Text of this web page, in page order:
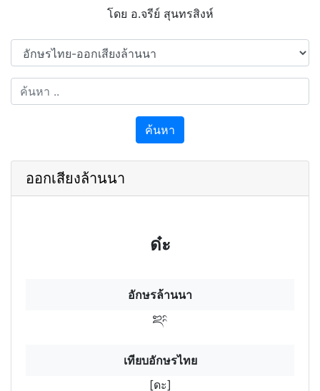
โดย อ.จรีย์​ สุนทรสิงห์
ค้นหา
ออกเสียงล้านนา
ด๋ะ
อักษรล้านนา
ดะ
เทียบอักษรไทย
[ดะ]